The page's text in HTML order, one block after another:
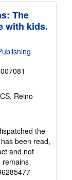
The
with kids.
Reino
the
been read,
and not
remains